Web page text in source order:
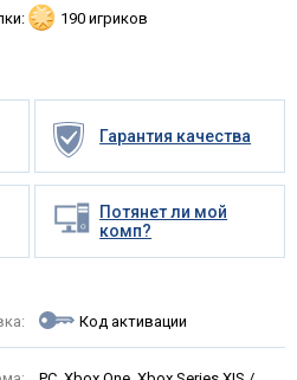
190 игриков
Гарантия качества
Потянет ли мой
комп?
Код активации